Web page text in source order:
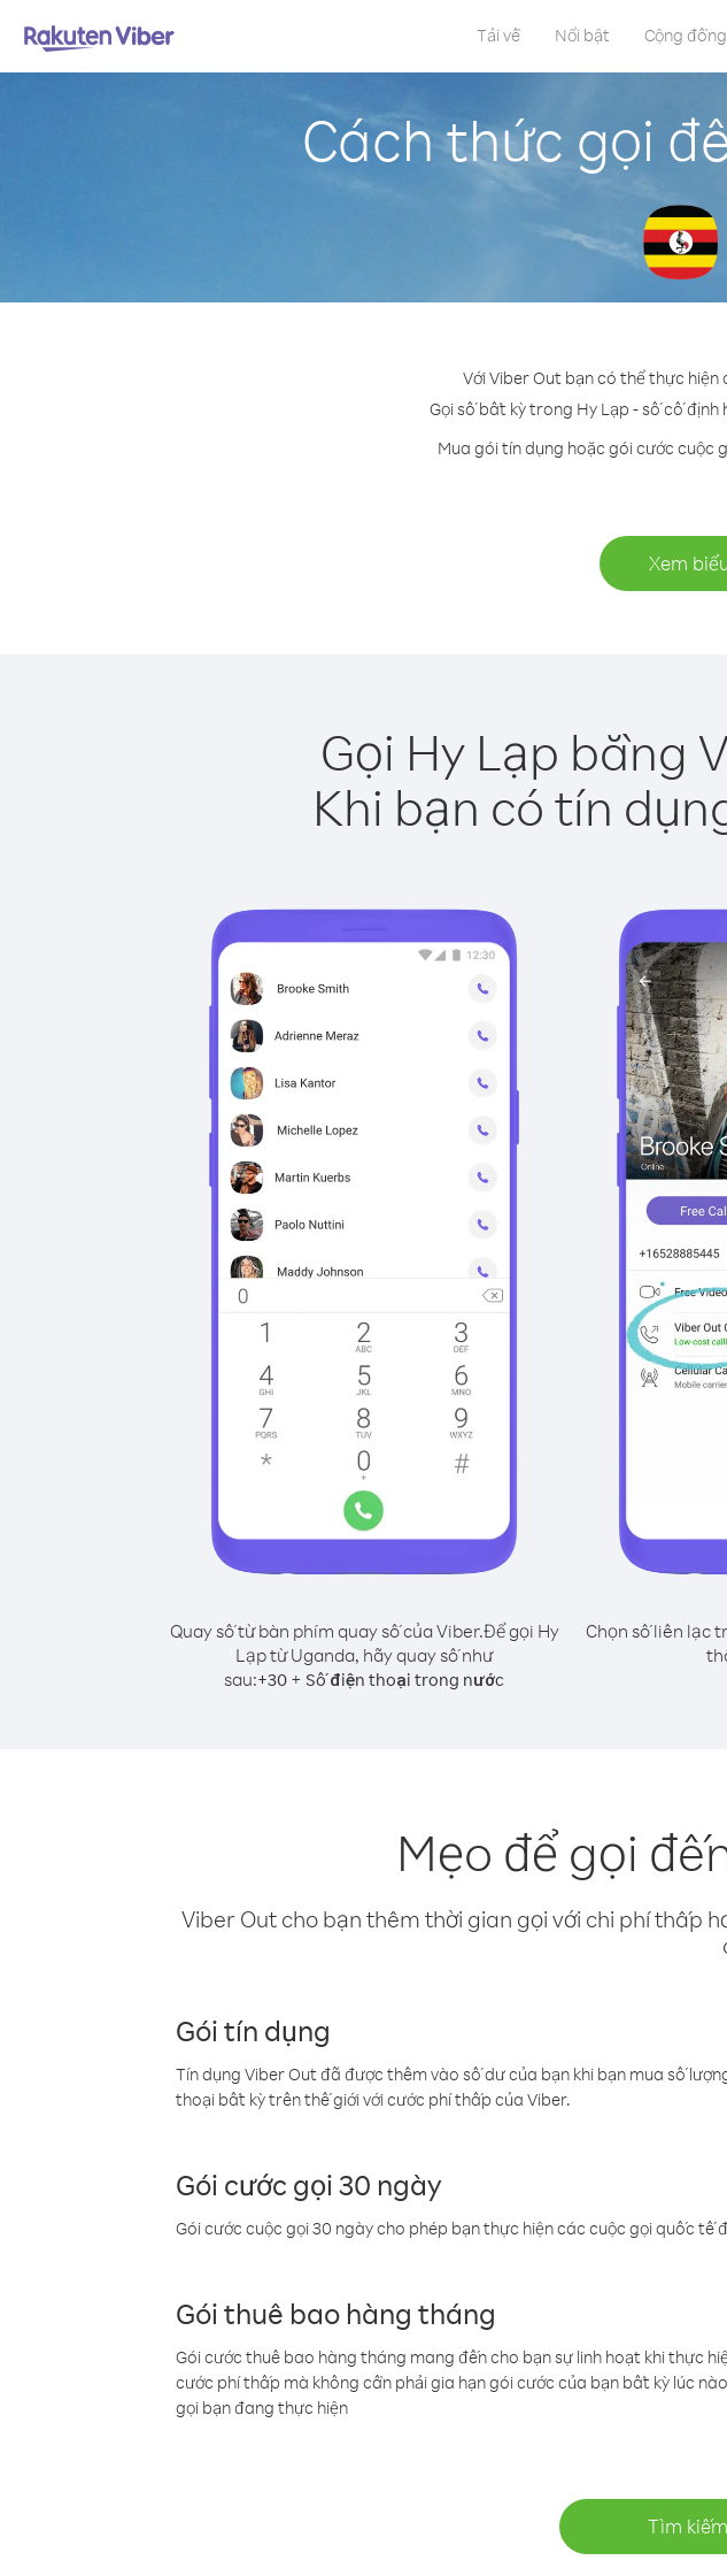
Tải về Nổi bật Cộng đồng
Cách thức gọi
Với Viber Out bạn có thể thực
Gọi số bất kỳ trong Hy Lạp - số cố
Mua gói tín dụng hoặc gói cước cuộc
Xem
Gọi Hy Lạp bằng
Khi bạn có tín
Quay số từ bàn phím quay số của Viber.Để gọi Hy
Lạp từ Uganda, hãy quay số như
sau:+30 + Số điện thoại trong nước
Chọn số liên lạc
Mẹo để gọi
Viber Out cho bạn thêm thời gian gọi với chi phí thấp
Gói tín dụng
Tín dụng Viber Out đã được thêm vào số dư của bạn khi bạn mua số
thoại bất kỳ trên thế giới với cước phí thấp của Viber.
Gói cước gọi 30 ngày
Gói cước cuộc gọi 30 ngày cho phép bạn thực hiện các cuộc gọi quốc
Gói thuê bao hàng tháng
Gói cước thuê bao hàng tháng mang đến cho bạn sự linh hoạt khi thực
cước phí thấp mà không cần phải gia hạn gói cước của bạn bất kỳ lúc
gọi bạn đang thực hiện
Tìm